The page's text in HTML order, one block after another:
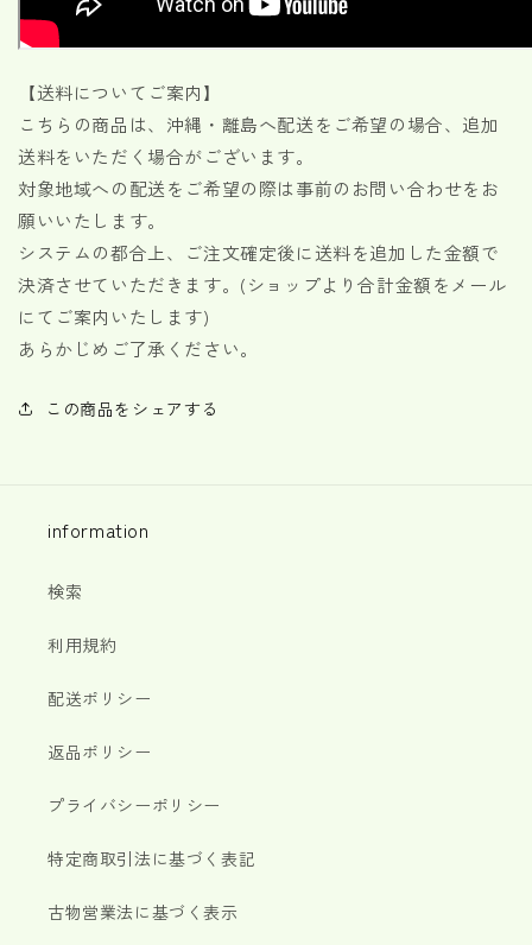
【送料についてご案内】
こちらの商品は、沖縄・離島へ配送をご希望の場合、追加
送料をいただく場合がございます。
対象地域への配送をご希望の際は事前のお問い合わせをお
願いいたします。
システムの都合上、ご注文確定後に送料を追加した金額で
決済させていただきます。(ショップより合計金額をメール
にてご案内いたします)
あらかじめご了承ください。
この商品をシェアする
information
検索
利用規約
配送ポリシー
返品ポリシー
プライバシーポリシー
特定商取引法に基づく表記
古物営業法に基づく表示